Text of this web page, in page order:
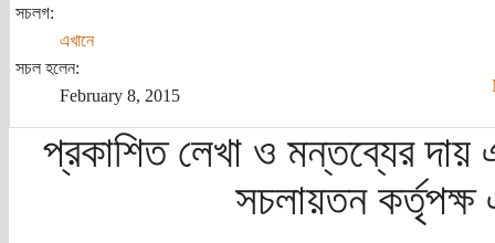
সচলগ:
এখানে
সচল হলেন:
February 8, 2015
প্রকাশিত লেখা ও মন্তব্যের দায়
সচলায়তন